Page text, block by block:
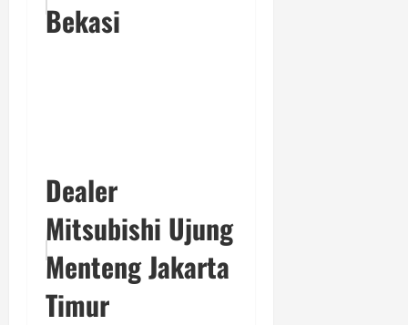
Bekasi
Dealer
Mitsubishi Ujung
Menteng Jakarta
Timur